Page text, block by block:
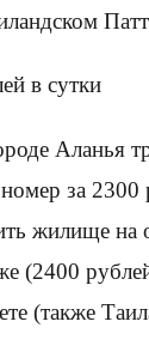
в сутки
Аланья
за 2300
жилище на
(2400
(также